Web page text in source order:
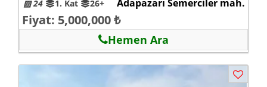
▨ 24
1. Kat 26+ Adapazarı Semerciler mah.
Fiyat: 5,000,000 ₺
Hemen Ara